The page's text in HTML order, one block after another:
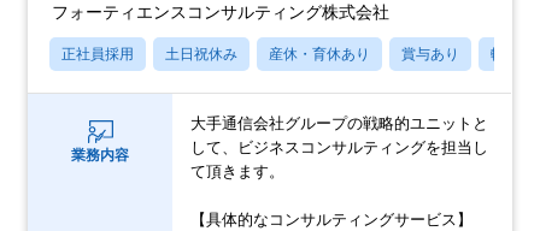
フォーティエンスコンサルティング株式会社
正社員採用 土日祝休み 産休・育休あり 賞与あり 転勤な
業務内容
大手通信会社グループの戦略的ユニットと
して、ビジネスコンサルティングを担当し
て頂きます。
【具体的なコンサルティングサービス】